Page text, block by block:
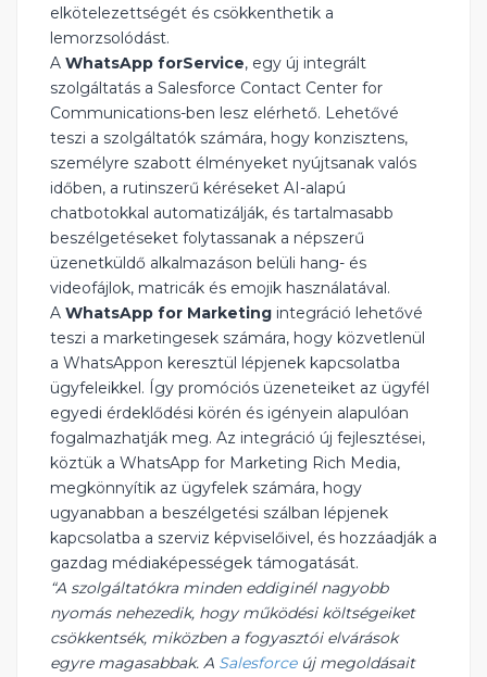
elkötelezettségét és csökkenthetik a
lemorzsolódást.
A WhatsApp forService, egy új integrált
szolgáltatás a Salesforce Contact Center for
Communications-ben lesz elérhető. Lehetővé
teszi a szolgáltatók számára, hogy konzisztens,
személyre szabott élményeket nyújtsanak valós
időben, a rutinszerű kéréseket AI-alapú
chatbotokkal automatizálják, és tartalmasabb
beszélgetéseket folytassanak a népszerű
üzenetküldő alkalmazáson belüli hang- és
videofájlok, matricák és emojik használatával.
A WhatsApp for Marketing integráció lehetővé
teszi a marketingesek számára, hogy közvetlenül
a WhatsAppon keresztül lépjenek kapcsolatba
ügyfeleikkel. Így promóciós üzeneteiket az ügyfél
egyedi érdeklődési körén és igényein alapulóan
fogalmazhatják meg. Az integráció új fejlesztései,
köztük a WhatsApp for Marketing Rich Media,
megkönnyítik az ügyfelek számára, hogy
ugyanabban a beszélgetési szálban lépjenek
kapcsolatba a szerviz képviselőivel, és hozzáadják a
gazdag médiaképességek támogatását.
“A szolgáltatókra minden eddiginél nagyobb
nyomás nehezedik, hogy működési költségeiket
csökkentsék, miközben a fogyasztói elvárások
egyre magasabbak. A Salesforceúj megoldásait